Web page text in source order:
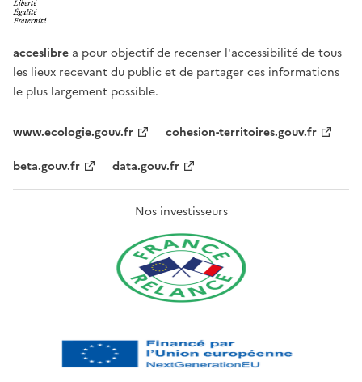
acceslibre a pour objectif de recenser l'accessibilité de tous
les lieux recevant du public et de partager ces informations
le plus largement possible.
www.ecologie.gouv.fr
cohesion-territoires.gouv.fr
beta.gouv.fr
data.gouv.fr
Nos investisseurs